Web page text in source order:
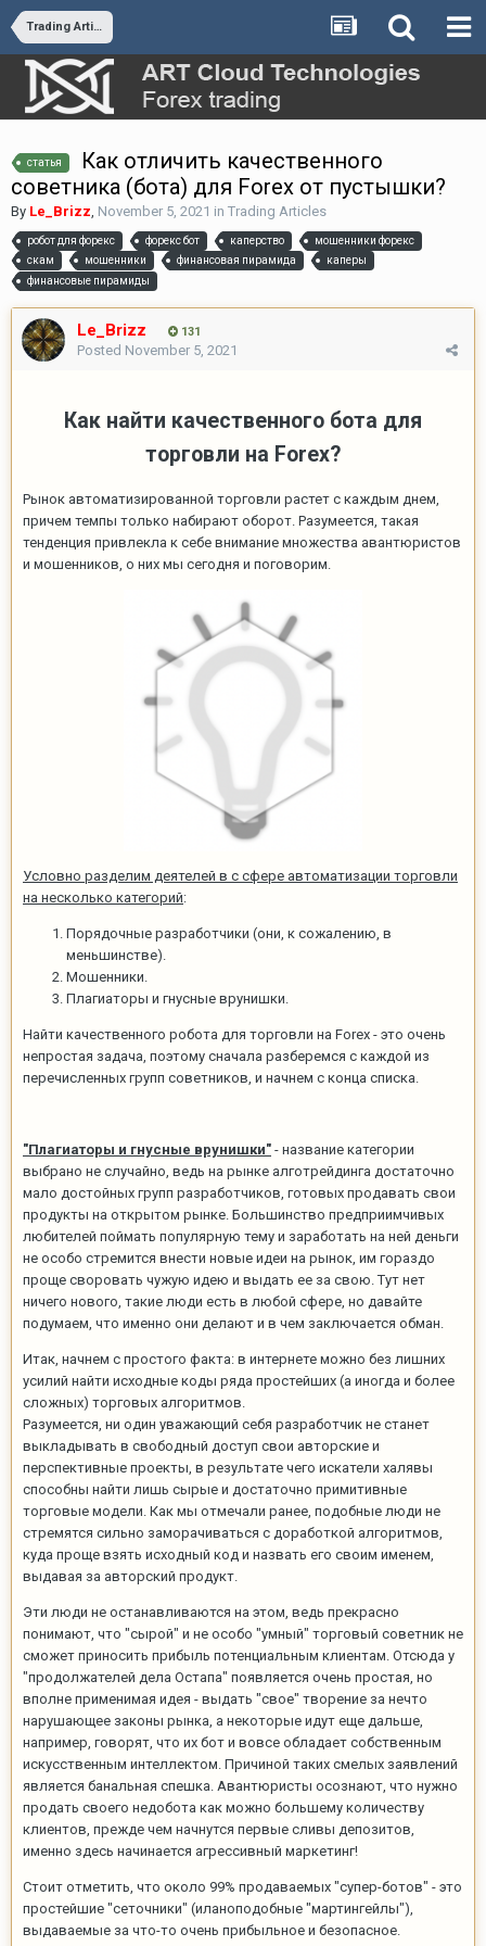
Trading Articles
статья
Как отличить качественного
советника (бота) для Forex от пустышки?
By Le_Brizz, November 5, 2021 in Trading Articles
робот для форекс форекс бот каперство
мошенники форекс
скам
мошенники финансовая пирамида
каперы
финансовые пирамиды
Le_Brizz 131
Posted November 5, 2021
Как найти качественного бота для
торговли на Forex?
Рынок автоматизированной торговли растет с каждым днем,
причем темпы только набирают оборот. Разумеется, такая
тенденция привлекла к себе внимание множества авантюристов
и мошенников, о них мы сегодня и поговорим.
Условно разделим деятелей в с сфере автоматизации торговли
на несколько категорий:
Порядочные разработчики (они, к сожалению, в
меньшинстве).
Мошенники.
Плагиаторы и гнусные врунишки.
Найти качественного робота для торговли на Forex - это очень
непростая задача, поэтому сначала разберемся с каждой из
перечисленных групп советников, и начнем с конца списка.
"Плагиаторы и гнусные врунишки" - название категории
выбрано не случайно, ведь на рынке алготрейдинга достаточно
мало достойных групп разработчиков, готовых продавать свои
продукты на открытом рынке. Большинство предприимчивых
любителей поймать популярную тему и заработать на ней деньги
не особо стремится внести новые идеи на рынок, им гораздо
проще своровать чужую идею и выдать ее за свою. Тут нет
ничего нового, такие люди есть в любой сфере, но давайте
подумаем, что именно они делают и в чем заключается обман.
Итак, начнем с простого факта: в интернете можно без лишних
усилий найти исходные коды ряда простейших (а иногда и более
сложных) торговых алгоритмов.
Разумеется, ни один уважающий себя разработчик не станет
выкладывать в свободный доступ свои авторские и
перспективные проекты, в результате чего искатели халявы
способны найти лишь сырые и достаточно примитивные
торговые модели. Как мы отмечали ранее, подобные люди не
стремятся сильно заморачиваться с доработкой алгоритмов,
куда проще взять исходный код и назвать его своим именем,
выдавая за авторский продукт.
Эти люди не останавливаются на этом, ведь прекрасно
понимают, что "сырой" и не особо "умный" торговый советник не
сможет приносить прибыль потенциальным клиентам. Отсюда у
"продолжателей дела Остапа" появляется очень простая, но
вполне применимая идея - выдать "свое" творение за нечто
нарушающее законы рынка, а некоторые идут еще дальше,
например, говорят, что их бот и вовсе обладает собственным
искусственным интеллектом. Причиной таких смелых заявлений
является банальная спешка. Авантюристы осознают, что нужно
продать своего недобота как можно большему количеству
клиентов, прежде чем начнутся первые сливы депозитов,
именно здесь начинается агрессивный маркетинг!
Стоит отметить, что около 99% продаваемых "супер-ботов" - это
простейшие "сеточники" (иланоподобные "мартингейлы"),
выдаваемые за что-то очень прибыльное и безопасное.